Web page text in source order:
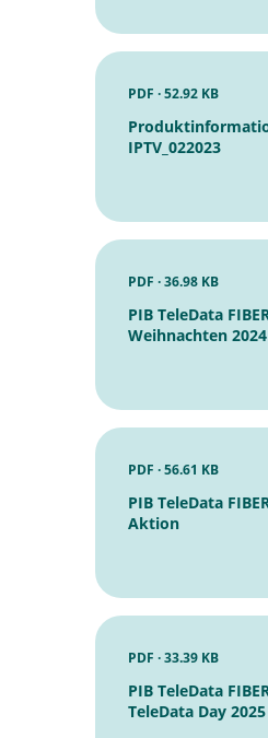
IPTV_022023
PDF · 52.92 KB
PIB TeleData
Weihnachten 2024
PDF · 36.98 KB
PIB TeleData
Aktion
PDF · 56.61 KB
PIB TeleData
TeleData Day 2025
PDF · 33.39 KB